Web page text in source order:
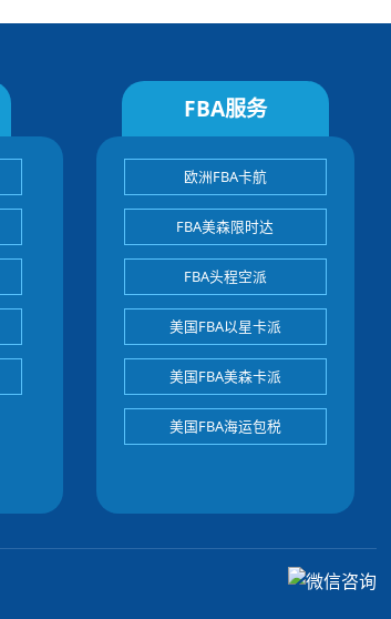
FBA服务
欧洲FBA卡航
FBA美森限时达
FBA头程空派
美国FBA以星卡派
美国FBA美森卡派
美国FBA海运包税